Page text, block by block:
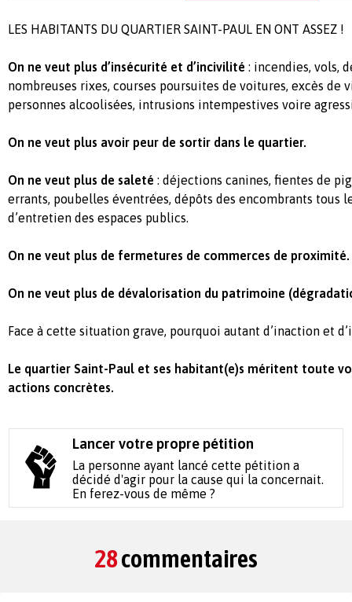
LES HABITANTS DU QUARTIER SAINT-PAUL EN ONT ASSEZ !
On ne veut plus d’insécurité et d’incivilité : incendies, vols,
nombreuses rixes, courses poursuites de voitures, excès de
personnes alcoolisées, intrusions intempestives voire
On ne veut plus avoir peur de sortir dans le quartier.
On ne veut plus de saleté : déjections canines, fientes de
errants, poubelles éventrées, dépôts des encombrants tous
d’entretien des espaces publics.
On ne veut plus de fermetures de commerces de proximité.
On ne veut plus de dévalorisation du patrimoine
Face à cette situation grave, pourquoi autant d’inaction et
Le quartier Saint-Paul et ses habitant(e)s méritent toute
actions concrètes.
Lancer votre propre pétition
La personne ayant lancé cette pétition a
décidé d'agir pour la cause qui la concernait.
En ferez-vous de même ?
28commentaires